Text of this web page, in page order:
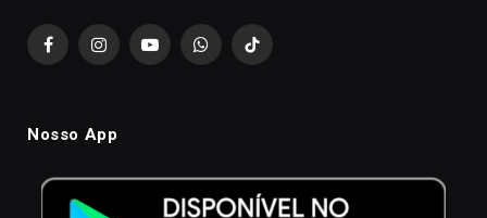
FacebookInstagramYouTubeWhatsAppTikTok
Nosso App